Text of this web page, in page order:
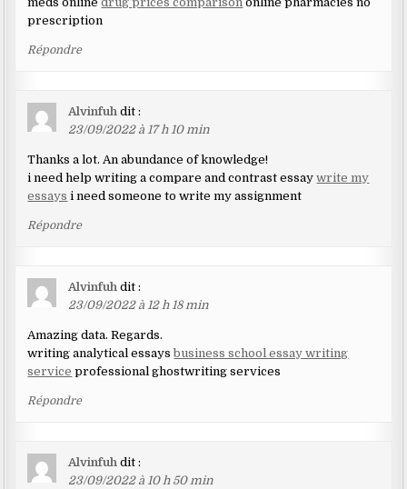
prescription
Répondre
Alvinfuh dit :
23/09/2022 à 17 h 10 min
Thanks a lot. An abundance of knowledge!
i need help writing a compare and contrast essaywrite my
essays i need someone to write my assignment
Répondre
Alvinfuh dit :
23/09/2022 à 12 h 18 min
Amazing data. Regards.
writing analytical essaysbusiness school essay writing
service professional ghostwriting services
Répondre
Alvinfuh dit :
23/09/2022 à 10 h 50 min